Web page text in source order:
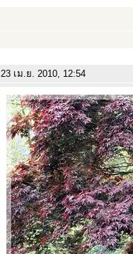
23 เม.ย. 2010, 12:54